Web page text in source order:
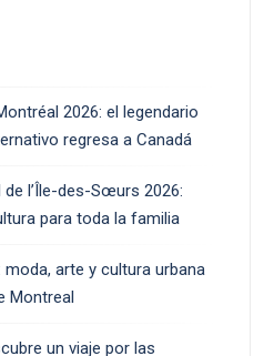
2026: el legendario
regresa a Canadá
l’Île-des-Sœurs 2026:
para toda la familia
moda, arte y cultura urbana
Montreal
un viaje por las